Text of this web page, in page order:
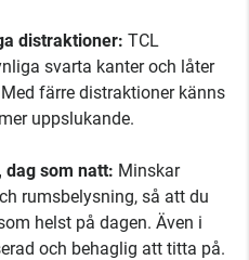
distraktioner: TCL
svarta kanter och låter
färre distraktioner känns
uppslukande.
dag som natt: Minskar
rumsbelysning, så att du
helst på dagen. Även i
och behaglig att titta på.